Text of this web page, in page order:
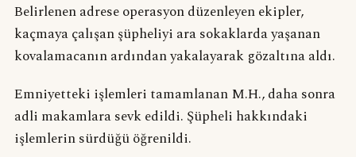
Belirlenen adrese operasyon düzenleyen ekipler,
kaçmaya çalışan şüpheliyi ara sokaklarda yaşanan
kovalamacanın ardından yakalayarak gözaltına aldı.
Emniyetteki işlemleri tamamlanan M.H., daha sonra
adli makamlara sevk edildi. Şüpheli hakkındaki
işlemlerin sürdüğü öğrenildi.